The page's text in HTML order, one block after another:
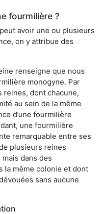
fourmilière ?
avoir une ou plusieurs
on y attribue des
renseigne que nous
monogyne. Par
reines, dont chacune,
au sein de la même
d’une fourmilière
une fourmilière
remarquable entre ses
plusieurs reines
dans des
la même colonie et dont
sans aucune